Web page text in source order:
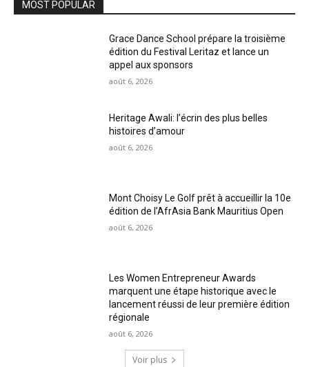
MOST POPULAR
Grace Dance School prépare la troisième
édition du Festival Leritaz et lance un
appel aux sponsors
août 6, 2026
Heritage Awali: l’écrin des plus belles
histoires d’amour
août 6, 2026
Mont Choisy Le Golf prêt à accueillir la 10e
édition de l’AfrAsia Bank Mauritius Open
août 6, 2026
Les Women Entrepreneur Awards
marquent une étape historique avec le
lancement réussi de leur première édition
régionale
août 6, 2026
Voir plus